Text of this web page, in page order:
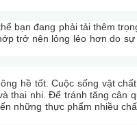
bạn đang phải tải thêm
trở nên lỏng lẻo hơn do
hề tốt. Cuộc sống vật
thai nhi. Để tránh tăng cân
những thực phẩm nhiều